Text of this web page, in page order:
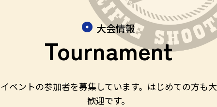
大会情報
Tournament
イベントの参加者を募集しています。はじめての方も大
歓迎です。